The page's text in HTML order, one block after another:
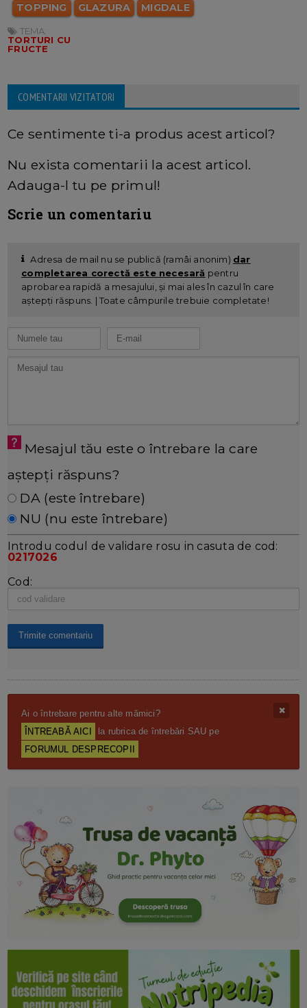
TOPPING
GLAZURA MIGDALE
TEMA:
TORTURI CU
FRUCTE
COMENTARII VIZITATORI
Ce sentimente ti-a produs acest articol?
Nu exista comentarii la acest articol.
Adauga-l tu pe primul!
Scrie un comentariu
Adresa de mail nu se publică (ramâi anonim) dar
completarea corectă este necesară pentru
aprobarea rapidă a mesajului, și mai ales în cazul în care
aștepți răspuns. | Toate câmpurile trebuie completate!
Mesajul tău este o întrebare la care
aștepți răspuns?
DA (este întrebare)
NU (nu este întrebare)
Introdu codul de validare rosu in casuta de cod:
0217026
Cod:
Ai o întrebare pentru alte mămici?
ÎNTREABĂ AICI
la rubrica de întrebări SAU pe
FORUMUL DESPRECOPII